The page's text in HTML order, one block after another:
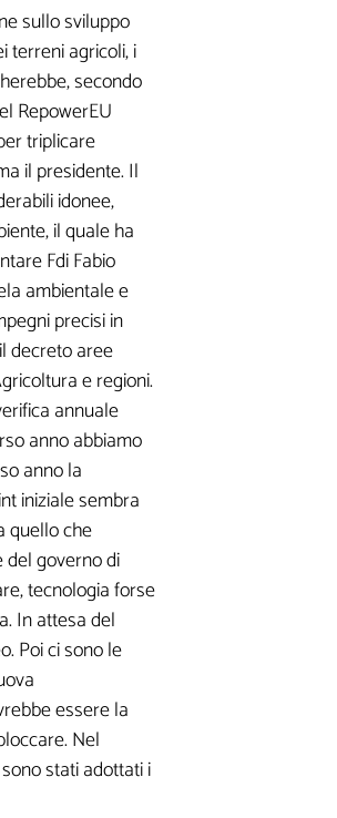
sullo sviluppo
terreni agricoli, i
secondo
RepowerEU
triplicare
il presidente. Il
idonee,
il quale ha
Fdi Fabio
ambientale e
precisi in
decreto aree
e regioni.
annuale
anno abbiamo
anno la
iniziale sembra
quello che
governo di
tecnologia forse
In attesa del
Poi ci sono le
essere la
Nel
stati adottati i